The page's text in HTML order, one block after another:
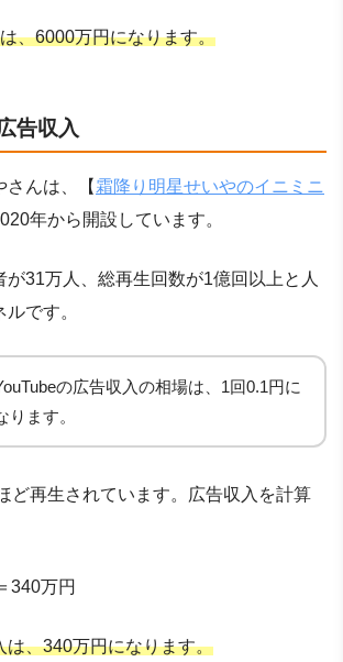
、6000万円になります。
告収入
さんは、【 霜降り明星せいやのイニミニ
年から開設しています。
が31万人、総再生回数が1億回以上と人
です。
の広告収入の相場は、1回0.1円に
ります。
ど再生されています。広告収入を計算
340万円
は、340万円になります。